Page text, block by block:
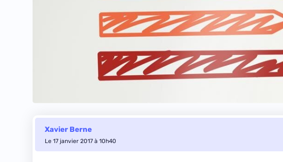
Xavier Berne
Le 17 janvier 2017 à 10h40